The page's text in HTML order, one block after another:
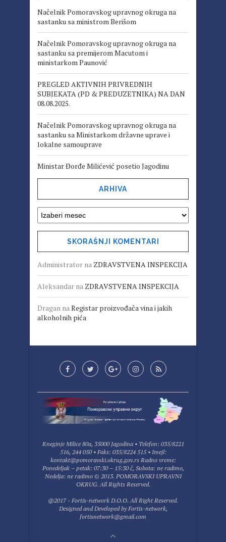
Načelnik Pomoravskog upravnog okruga na
sastanku sa ministrom Berišom
Načelnik Pomoravskog upravnog okruga na
sastanku sa premijerom Macutom i
ministarkom Paunović
PREGLED AKTIVNIH PRIVREDNIH
SUBJEKATA (PD & PREDUZETNIKA) NA DAN
08.08.2025.
Načelnik Pomoravskog upravnog okruga na
sastanku sa Ministarkom državne uprave i
lokalne samouprave
Ministar Đorđe Milićević posetio Jagodinu
ARHIVA
SKORAŠNJI KOMENTARI
Administrator na ZDRAVSTVENA INSPEKCIJA
Aleksandar na ZDRAVSTVENA INSPEKCIJA
Dragan na Registar proizvođača vina i jakih
alkoholnih pića
Kneginje Milice 80a, 35000 Jagodina • Telefon: 035/8221
516, 244 050 • Faks: 035/8224 515 • Imejl:
kontakt@pomoravski.okrug.gov.rs Radno vreme:
Ponedeljak – petak: 07:30 – 15:30 č, Subota: ne radimo,
Nedelja: ne radimo © 2013. POMORAVSKI UPRAVNI
OKRUG. All Rights Reserved.
@2017 - Fortis-network D.O.O. All Right Reserved.
Designed and Developed byFortis-network,
fortisnetwork@gmail.com